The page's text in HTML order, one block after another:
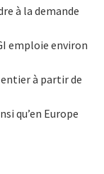
à la demande
emploie environ
à partir de
qu’en Europe